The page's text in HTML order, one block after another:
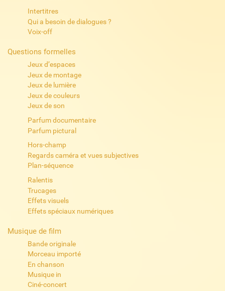
Intertitres
Qui a besoin de dialogues ?
Voix-off
Questions formelles
Jeux d’espaces
Jeux de montage
Jeux de lumière
Jeux de couleurs
Jeux de son
Parfum documentaire
Parfum pictural
Hors-champ
Regards caméra et vues subjectives
Plan-séquence
Ralentis
Trucages
Effets visuels
Effets spéciaux numériques
Musique de film
Bande originale
Morceau importé
En chanson
Musique in
Ciné-concert